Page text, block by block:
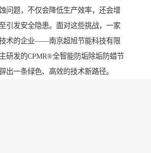
问题，不仅会降低生产效率，还会增
引发安全隐患。面对这些挑战，一家
术的企业——南京超旭节能科技有限
研发的CPMR®全智能防垢除垢防蜡节
出一条绿色、高效的技术新路径。